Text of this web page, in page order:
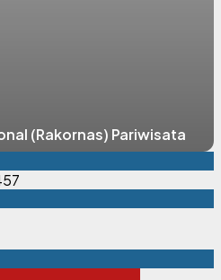
(Rakornas) Pariwisata